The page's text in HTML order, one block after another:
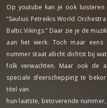
Op youtube kan je ook
“Saulius Petreikis World
Baltic Vikings.” Daar zie je de
aan het werk. Toch maar
nummer staat allicht dichtst bij
folk verwachten. Maar ook de
speciale sfeerschepping te
titel van
hun laatste, betoverende